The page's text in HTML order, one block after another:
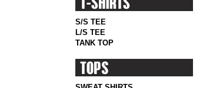
S/S TEE
L/S TEE
TANK TOP